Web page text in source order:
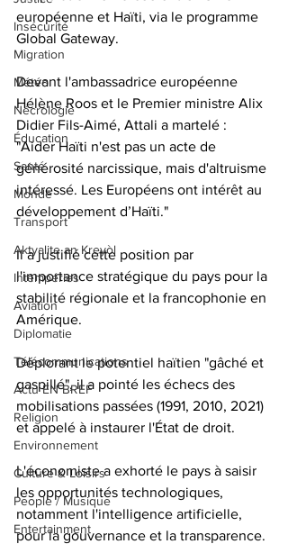
Insécurité
Migration
Météo
Nécrologie
Éducation
Santé
Monde
Transport
Aktyalite an Kreyòl
Intempéries
Aviation
Diplomatie
Télécommunications
Actu EN BREF
Religion
Environnement
Culture & Loisirs
People / Musique
Entertainment
européenne et Haïti, via le programme
Global Gateway.
Devant l'ambassadrice européenne
Hélène Roos et le Premier ministre Alix
Didier Fils-Aimé, Attali a martelé :
"Aider Haïti n'est pas un acte de
générosité narcissique, mais d'altruisme
intéressé. Les Européens ont intérêt au
développement d’Haïti."
Il a justifié cette position par
l'importance stratégique du pays pour la
stabilité régionale et la francophonie en
Amérique.
Déplorant le potentiel haïtien "gâché et
gaspillé", il a pointé les échecs des
mobilisations passées (1991, 2010, 2021)
et appelé à instaurer l'État de droit.
L'économiste a exhorté le pays à saisir
les opportunités technologiques,
notamment l'intelligence artificielle,
pour la gouvernance et la transparence.